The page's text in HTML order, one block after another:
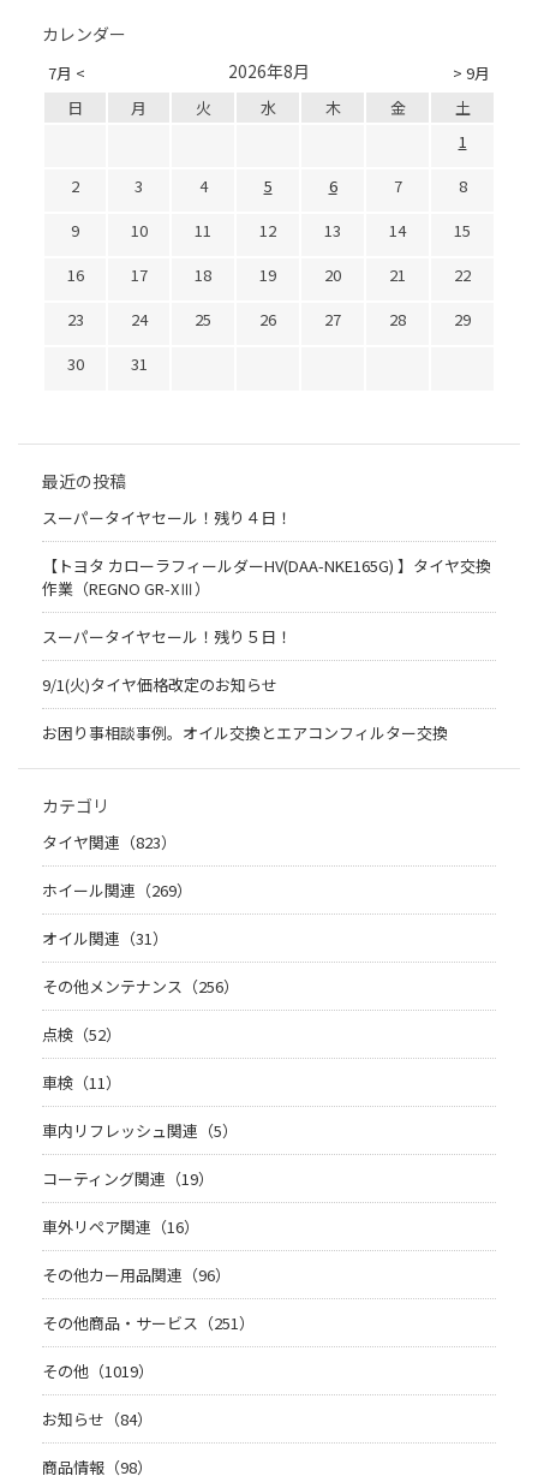
カレンダー
7月 < > 9月
2026年8月
日 月 火 水 木 金
土
1
2
3 4 5 6 7
8
9
10 11 12 13 14
15
16
17 18 19 20 21
22
23
24 25 26 27 28
29
30
31
最近の投稿
スーパータイヤセール！残り４日！
【トヨタ カローラフィールダーHV(DAA-NKE165G) 】タイヤ交換
作業（REGNO GR-XⅢ）
スーパータイヤセール！残り５日！
9/1(火)タイヤ価格改定のお知らせ
お困り事相談事例。オイル交換とエアコンフィルター交換
カテゴリ
タイヤ関連（823）
ホイール関連（269）
オイル関連（31）
その他メンテナンス（256）
点検（52）
車検（11）
車内リフレッシュ関連（5）
コーティング関連（19）
車外リペア関連（16）
その他カー用品関連（96）
その他商品・サービス（251）
その他（1019）
お知らせ（84）
商品情報（98）